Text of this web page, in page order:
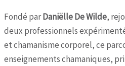
Fondé parDaniëlle De Wilde,
deux professionnels
et chamanisme corporel, ce
enseignements chamaniques,